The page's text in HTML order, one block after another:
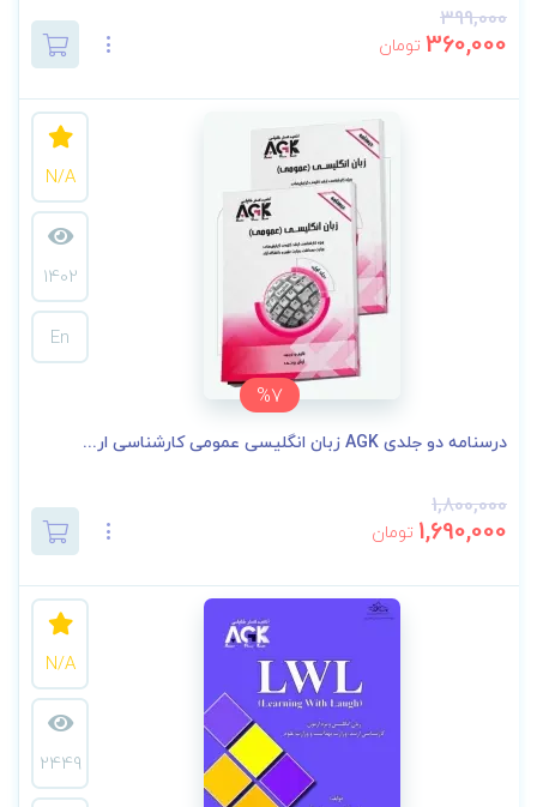
399,000
360,000 تومان
%7
N/A
1402
En
درسنامه دو جلدی AGK زبان انگلیسی عمومی کارشناسی ار...
1,800,000
1,690,000 تومان
N/A
2449